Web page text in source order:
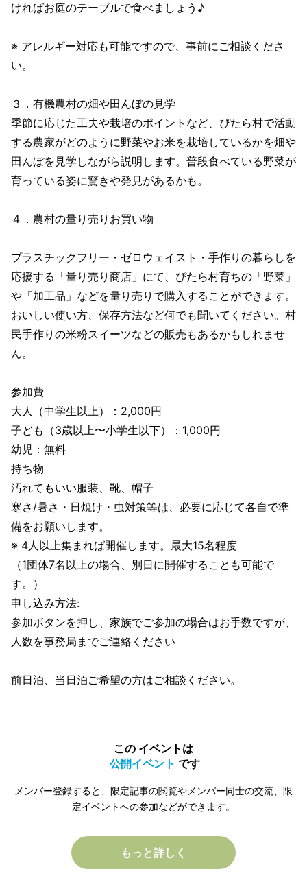
ければお庭のテーブルで食べましょう♪
※ アレルギー対応も可能ですので、事前にご相談くださ
い。
３．有機農村の畑や田んぼの見学
季節に応じた工夫や栽培のポイントなど、ぴたら村で活動
する農家がどのように野菜やお米を栽培しているかを畑や
田んぼを見学しながら説明します。普段食べている野菜が
育っている姿に驚きや発見があるかも。
４．農村の量り売りお買い物
プラスチックフリー・ゼロウェイスト・手作りの暮らしを
応援する「量り売り商店」にて、ぴたら村育ちの「野菜」
や「加工品」などを量り売りで購入することができます。
おいしい使い方、保存方法など何でも聞いてください。村
民手作りの米粉スイーツなどの販売もあるかもしれませ
ん。
参加費
大人（中学生以上）：2,000円
子ども（3歳以上〜小学生以下）：1,000円
幼児：無料
持ち物
汚れてもいい服装、靴、帽子
寒さ/暑さ・日焼け・虫対策等は、必要に応じて各自で準
備をお願いします。
※ 4人以上集まれば開催します。最大15名程度
（1団体7名以上の場合、別日に開催することも可能で
す。）
申し込み方法:
参加ボタンを押し、家族でご参加の場合はお手数ですが、
人数を事務局までご連絡ください
前日泊、当日泊ご希望の方はご相談ください。
この イベントは
公開イベント です
メンバー登録すると、限定記事の閲覧やメンバー同士の交流、限
定イベントへの参加などができます。
もっと詳しく